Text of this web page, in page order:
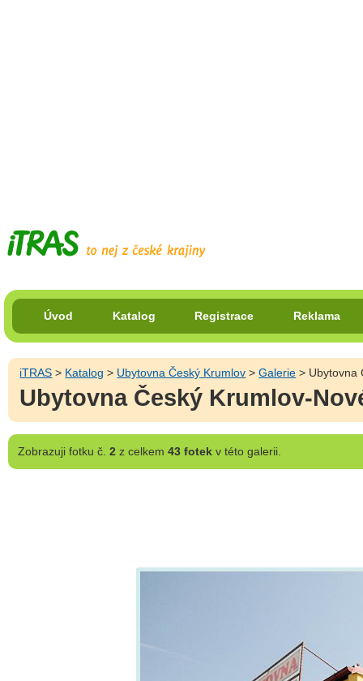
Úvod Katalog Registrace Reklama
iTRAS > Katalog > Ubytovna Český Krumlov >Galerie > Ubytovna
Ubytovna Český Krumlov-
Zobrazujifotku č. 2 z celkem 43 fotekv této galerii.